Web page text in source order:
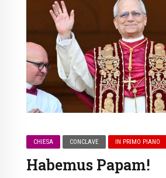
CHIESA CONCLAVE IN PRIMO PIANO
Habemus Papam!